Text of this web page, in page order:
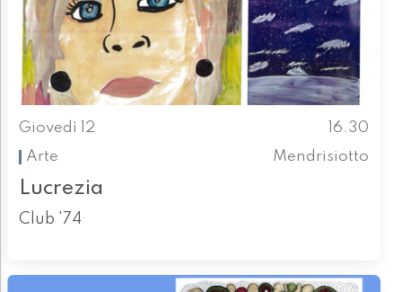
Giovedì 12
16.30
Arte
Mendrisiotto
Lucrezia
Club '74